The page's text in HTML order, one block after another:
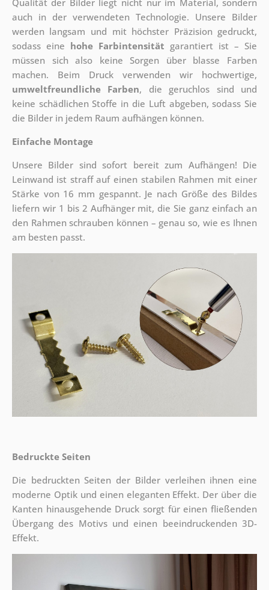
auch in der verwendeten Technologie. Unsere Bilder
werden langsam und mit höchster Präzision gedruckt,
sodass eine hohe Farbintensität garantiert ist – Sie
müssen sich also keine Sorgen über blasse Farben
machen. Beim Druck verwenden wir hochwertige,
umweltfreundliche Farben, die geruchlos sind und
keine schädlichen Stoffe in die Luft abgeben, sodass Sie
die Bilder in jedem Raum aufhängen können.
Einfache Montage
Unsere Bilder sind sofort bereit zum Aufhängen! Die
Leinwand ist straff auf einen stabilen Rahmen mit einer
Stärke von 16 mm gespannt. Je nach Größe des Bildes
liefern wir 1 bis 2 Aufhänger mit, die Sie ganz einfach an
den Rahmen schrauben können – genau so, wie es Ihnen
am besten passt.
Bedruckte Seiten
Die bedruckten Seiten der Bilder verleihen ihnen eine
moderne Optik und einen eleganten Effekt. Der über die
Kanten hinausgehende Druck sorgt für einen fließenden
Übergang des Motivs und einen beeindruckenden 3D-
Effekt.